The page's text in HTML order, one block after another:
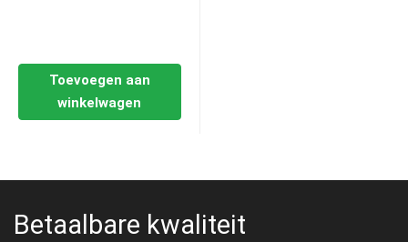
Toevoegen aan
winkelwagen
Betaalbare kwaliteit